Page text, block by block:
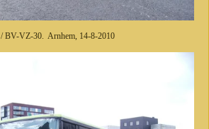
BV-VZ-30. Arnhem, 14-8-2010